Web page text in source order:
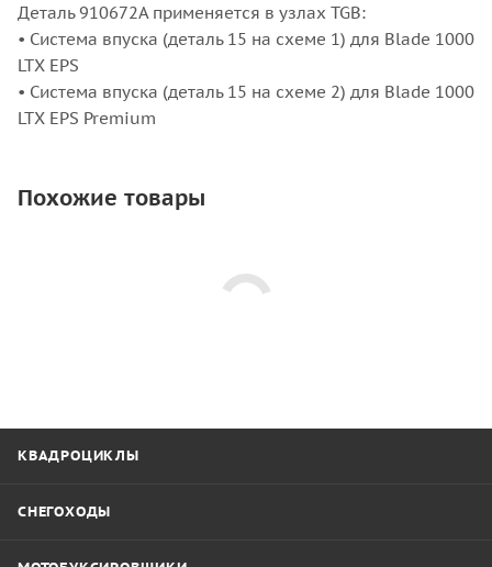
Деталь 910672A применяется в узлах TGB:
• Система впуска (деталь 15 на схеме 1) для Blade 1000
LTX EPS
• Система впуска (деталь 15 на схеме 2) для Blade 1000
LTX EPS Premium
Похожие товары
КВАДРОЦИКЛЫ
СНЕГОХОДЫ